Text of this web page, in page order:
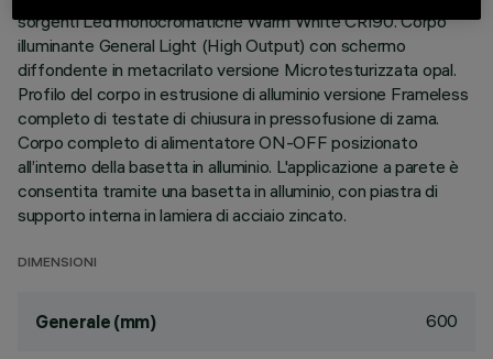
sorgenti Led monocromatiche Warm White CRI90. Corpo
illuminante General Light (High Output) con schermo
diffondente in metacrilato versione Microtesturizzata opal.
Profilo del corpo in estrusione di alluminio versione Frameless
completo di testate di chiusura in pressofusione di zama.
Corpo completo di alimentatore ON-OFF posizionato
all’interno della basetta in alluminio. L'applicazione a parete è
consentita tramite una basetta in alluminio, con piastra di
supporto interna in lamiera di acciaio zincato.
DIMENSIONI
Generale (mm) 600